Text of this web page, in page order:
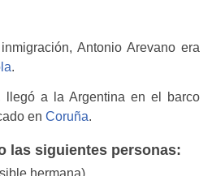
Antonio Arevano era
.
llegó a la Argentina en el barco
en Coruña.
las siguientes personas:
hermana)